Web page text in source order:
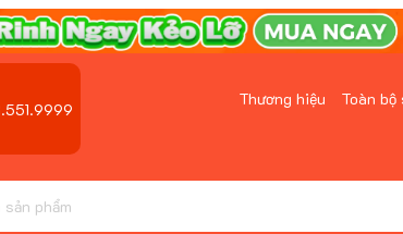
Thương hiệu Toàn bộ